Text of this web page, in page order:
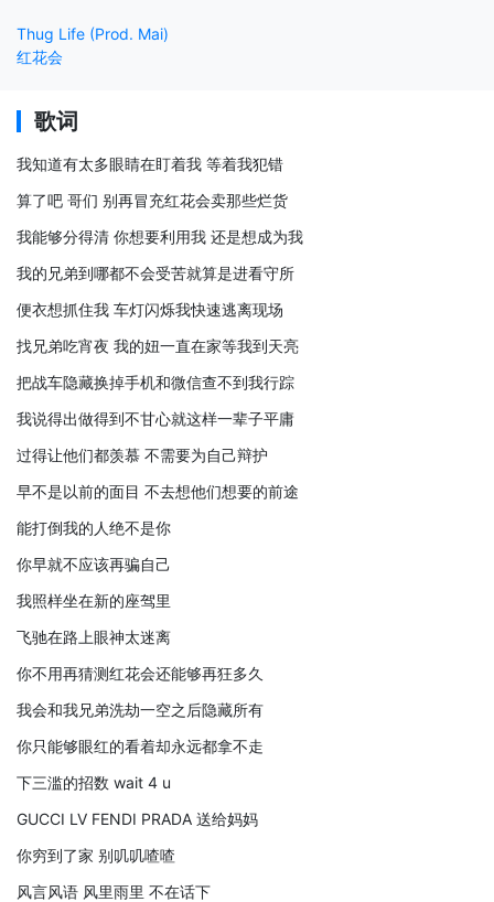
Thug Life (Prod. Mai)
红花会
歌词
我知道有太多眼睛在盯着我 等着我犯错
算了吧 哥们 别再冒充红花会卖那些烂货
我能够分得清 你想要利用我 还是想成为我
我的兄弟到哪都不会受苦就算是进看守所
便衣想抓住我 车灯闪烁我快速逃离现场
找兄弟吃宵夜 我的妞一直在家等我到天亮
把战车隐藏换掉手机和微信查不到我行踪
我说得出做得到不甘心就这样一辈子平庸
过得让他们都羡慕 不需要为自己辩护
早不是以前的面目 不去想他们想要的前途
能打倒我的人绝不是你
你早就不应该再骗自己
我照样坐在新的座驾里
飞驰在路上眼神太迷离
你不用再猜测红花会还能够再狂多久
我会和我兄弟洗劫一空之后隐藏所有
你只能够眼红的看着却永远都拿不走
下三滥的招数 wait 4 u
GUCCI LV FENDI PRADA 送给妈妈
你穷到了家 别叽叽喳喳
风言风语 风里雨里 不在话下